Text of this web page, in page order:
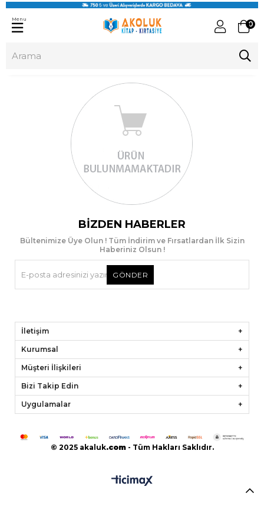
0
Menu
BIZDEN HABERLER
Bültenimize Üye Olun ! Tüm İndirim ve Fırsatlardan İlk Sizin
Haberiniz Olsun !
GÖNDER
İletişim
Kurumsal
Müşteri İlişkileri
Bizi Takip Edin
Uygulamalar
© 2025 akaluk.com- Tüm Hakları Saklıdır.